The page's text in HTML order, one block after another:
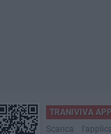
TRANIVIVA APP
Scarica